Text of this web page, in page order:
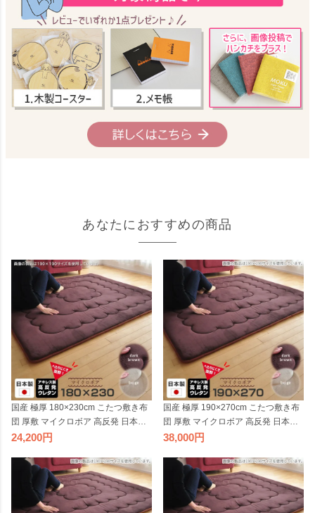
あなたにおすすめの商品
国産 極厚 180×230cm こたつ敷き布
団 厚敷 マイクロボア 高反発 日本製
こたつ 敷布団 厚敷き 厚手ラグ 分厚
ュ ブラウン 2306SS
24,200
国産 極厚 190×270cm こたつ敷き布
団 厚敷 マイクロボア 高反発 日本製
こたつ 敷布団 厚敷き 厚手ラグ 分厚
ュ ダークブラウン
38,000